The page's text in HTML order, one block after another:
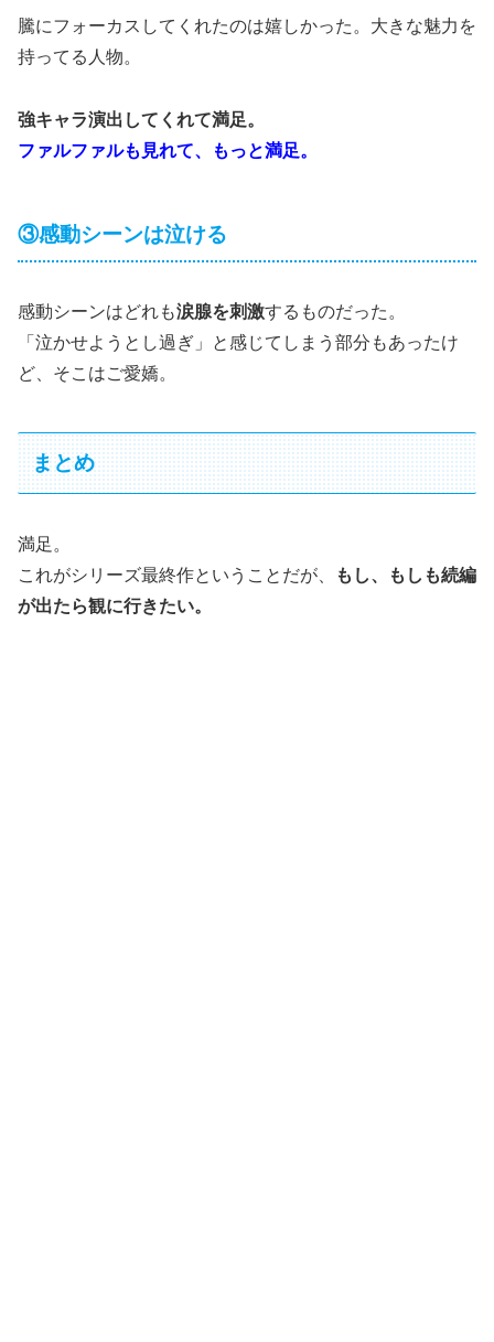
騰にフォーカスしてくれたのは嬉しかった。大きな魅力を
持ってる人物。
強キャラ演出してくれて満足。
ファルファルも見れて、もっと満足。
③感動シーンは泣ける
感動シーンはどれも涙腺を刺激するものだった。
「泣かせようとし過ぎ」と感じてしまう部分もあったけ
ど、そこはご愛嬌。
まとめ
満足。
これがシリーズ最終作ということだが、
もし、もしも続編
が出たら観に行きたい。